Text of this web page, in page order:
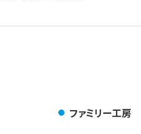
ファミリー工房